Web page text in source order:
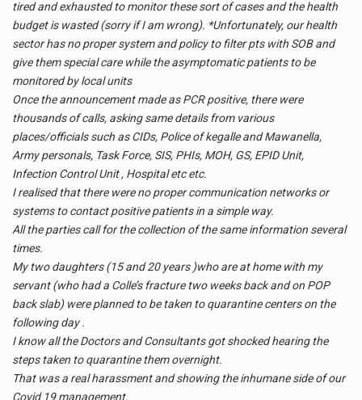
tired and exhausted to monitor these sort of cases and the health
budget is wasted (sorry if I am wrong). *Unfortunately, our health
sector has no proper system and policy to filter pts with SOB and
give them special care while the asymptomatic patients to be
monitored by local units
Once the announcement made as PCR positive, there were
thousands of calls, asking same details from various
places/officials such as CIDs, Police of kegalle and Mawanella,
Army personals, Task Force, SIS, PHIs, MOH, GS, EPID Unit,
Infection Control Unit , Hospital etc etc.
I realised that there were no proper communication networks or
systems to contact positive patients in a simple way.
All the parties call for the collection of the same information several
times.
My two daughters (15 and 20 years )who are at home with my
servant (who had a Colle’s fracture two weeks back and on POP
back slab) were planned to be taken to quarantine centers on the
following day .
I know all the Doctors and Consultants got shocked hearing the
steps taken to quarantine them overnight.
That was a real harassment and showing the inhumane side of our
Covid 19 management.